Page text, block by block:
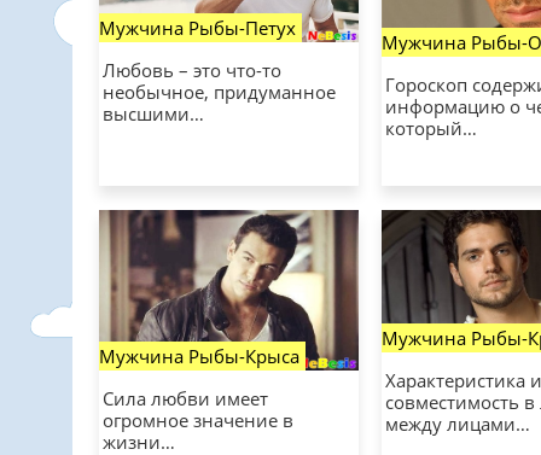
Мужчина Рыбы-Петух
Любовь – это что-то
необычное, придуманное
высшими…
Мужчина Рыбы-
Гороскоп
информацию о
который…
Мужчина Рыбы-Крыса
Сила любви имеет
огромное значение в
жизни…
Мужчина Рыбы-
Характеристика и
совместимость
между лицами…